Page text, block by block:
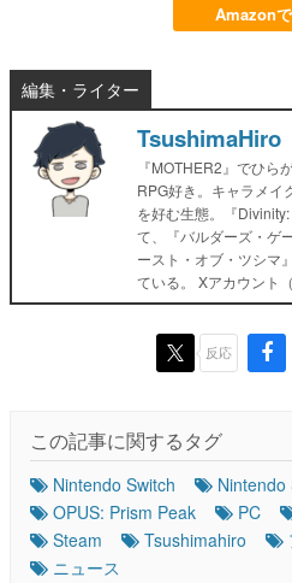
Amazon
編集・ライター
TsushimaHiro
『MOTHER2』でひら
RPG好き。キャラメイ
を好む生態。『
て、『バルダーズ・ゲ
ースト・オブ・ツシマ
ている。 Xアカウント
反応
この記事に関するタグ
Nintendo Switch Nintendo
OPUS: Prism Peak
PC
Steam
Tsushimahiro
ニュース